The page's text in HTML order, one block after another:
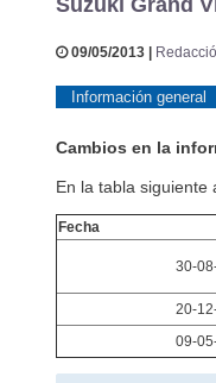
Suzuki Grand
09/05/2013 |
Información general
Cambios en la
En la tabla siguiente
Fecha
30-
20-
09-